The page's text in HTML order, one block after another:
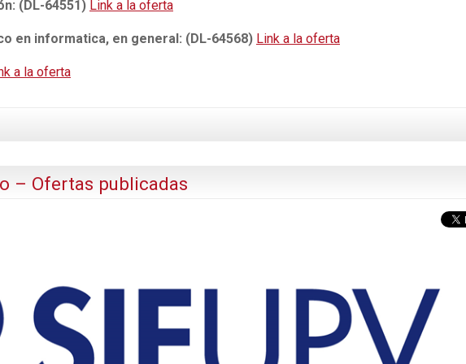
(DL-64551) Link a la oferta
en informatica, en general: (DL-64568) Link a la oferta
a la oferta
– Ofertas publicadas